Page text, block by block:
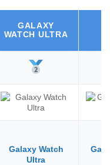
GALAXY
WATCH ULTRA
Galaxy Watch
Ultra